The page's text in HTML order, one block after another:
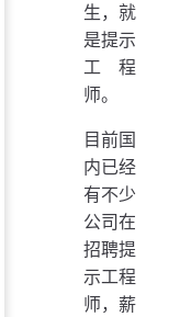
生，就
是提示
工程
师。
目前国
内已经
有不少
公司在
招聘提
示工程
师，薪